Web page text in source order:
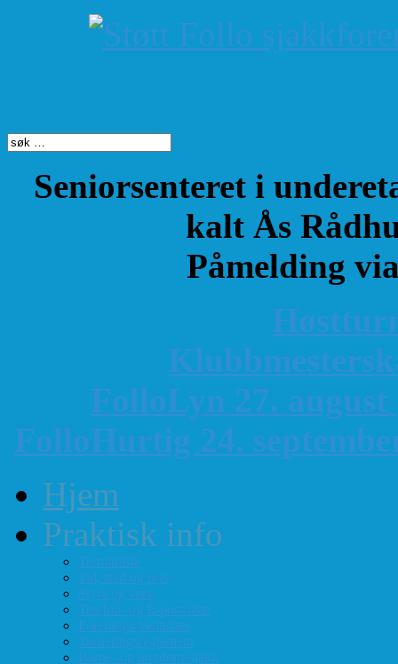
Seniorsenteret i
kalt Ås
Påmelding
K
FolloLyn 27. august
FolloHurtig 24.
Hjem
Praktisk info
Terminliste
Tid, sted og pris
Styre og verv
Telefon- og E-post-liste
Forenings-vedtekter
Turneringsreglement
Barne- og ungdomssjakk